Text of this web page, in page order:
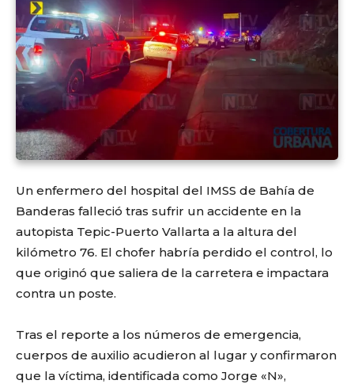
Un enfermero del hospital del IMSS de Bahía de
Banderas falleció tras sufrir un accidente en la
autopista Tepic-Puerto Vallarta a la altura del
kilómetro 76. El chofer habría perdido el control, lo
que originó que saliera de la carretera e impactara
contra un poste.
Tras el reporte a los números de emergencia,
cuerpos de auxilio acudieron al lugar y confirmaron
que la víctima, identificada como Jorge «N»,